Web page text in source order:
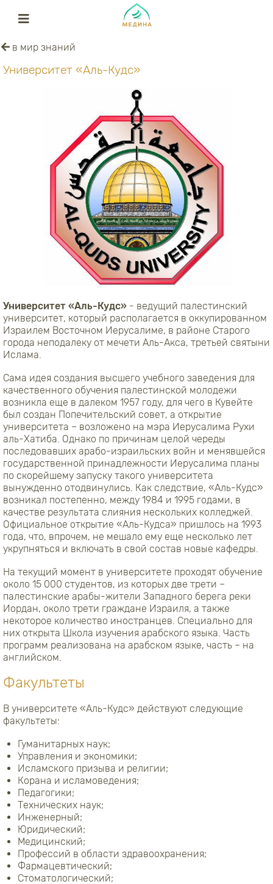
в мир знаний
Университет «Аль-Кудс»
Университет «Аль-Кудс» - ведущий палестинский
университет, который располагается в оккупированном
Израилем Восточном Иерусалиме, в районе Старого
города неподалеку от мечети Аль-Акса, третьей святыни
Ислама.
Сама идея создания высшего учебного заведения для
качественного обучения палестинской молодежи
возникла еще в далеком 1957 году, для чего в Кувейте
был создан Попечительский совет, а открытие
университета – возложено на мэра Иерусалима Рухи
аль-Хатиба. Однако по причинам целой череды
последовавших арабо-израильских войн и менявшейся
государственной принадлежности Иерусалима планы
по скорейшему запуску такого университета
вынужденно отодвинулись. Как следствие, «Аль-Кудс»
возникал постепенно, между 1984 и 1995 годами, в
качестве результата слияния нескольких колледжей.
Официальное открытие «Аль-Кудса» пришлось на 1993
года, что, впрочем, не мешало ему еще несколько лет
укрупняться и включать в свой состав новые кафедры.
На текущий момент в университете проходят обучение
около 15 000 студентов, из которых две трети –
палестинские арабы-жители Западного берега реки
Иордан, около трети граждане Израиля, а также
некоторое количество иностранцев. Специально для
них открыта Школа изучения арабского языка. Часть
программ реализована на арабском языке, часть – на
английском.
Факультеты
В университете «Аль-Кудс» действуют следующие
факультеты:
Гуманитарных наук;
Управления и экономики;
Исламского призыва и религии;
Корана и исламоведения;
Педагогики;
Технических наук;
Инженерный;
Юридический;
Медицинский;
Профессий в области здравоохранения;
Фармацевтический;
Стоматологический;